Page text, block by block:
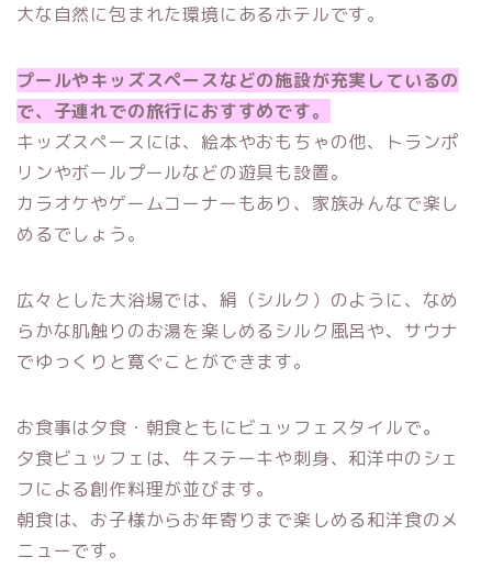
大な自然に包まれた環境にあるホテルです。
プールやキッズスペースなどの施設が充実しているの
で、子連れでの旅行におすすめです。
キッズスペースには、絵本やおもちゃの他、トランポ
リンやボールプールなどの遊具も設置。
カラオケやゲームコーナーもあり、家族みんなで楽し
めるでしょう。
広々とした大浴場では、絹（シルク）のように、なめ
らかな肌触りのお湯を楽しめるシルク風呂や、サウナ
でゆっくりと寛ぐことができます。
お食事は夕食・朝食ともにビュッフェスタイルで。
夕食ビュッフェは、牛ステーキや刺身、和洋中のシェ
フによる創作料理が並びます。
朝食は、お子様からお年寄りまで楽しめる和洋食のメ
ニューです。